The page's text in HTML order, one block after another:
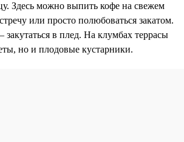
Здесь можно выпить кофе на свежем
или просто полюбоваться закатом.
в плед. На клумбах террасы
но и плодовые кустарники.